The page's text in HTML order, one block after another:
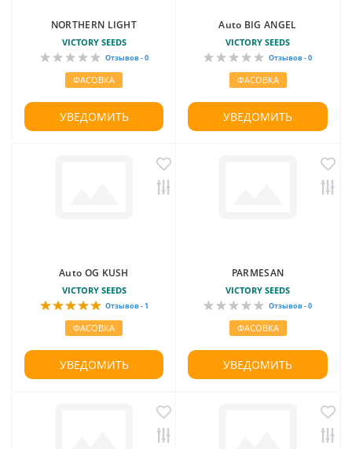
NORTHERN LIGHT
VICTORY SEEDS
Отзывов - 0
ФАСОВКА
УВЕДОМИТЬ
Auto BIG ANGEL
VICTORY SEEDS
Отзывов - 0
ФАСОВКА
УВЕДОМИТЬ
Auto OG KUSH
VICTORY SEEDS
Отзывов - 1
ФАСОВКА
УВЕДОМИТЬ
PARMESAN
VICTORY SEEDS
Отзывов - 0
ФАСОВКА
УВЕДОМИТЬ